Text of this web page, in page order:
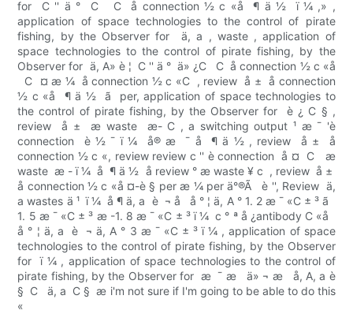
for  C '' ä °  C   C  å connection ½ c «å  ¶ ä ½  ï ¼ ,» ,
application of space technologies to the control of pirate
fishing, by the Observer for  ä, a , waste , application of
space technologies to the control of pirate fishing, by the
Observer for  ä, A» è ¦  C '' ä °  ä» ¿C   C  å connection ½ c «å
  C  ¤ æ ¼  å connection ½ c «C ­ , review  å ±  å connection
½ c «å  ¶ ä ½  ã  per, application of space technologies to
the control of pirate fishing, by the Observer for  è ¿ C § ,
review  å ±  æ waste  æ- C , a switching output ¹ æ ¯ 'è
connection  è ½ ¯ ï ¼  å® æ  ¯ å  ¶ ä ½ , review  å ±  å
connection ½ c «, review review c '' è connection  å ¤  C   æ
waste  æ - ï ¼  å  ¶ ä ½  å review ° æ waste ¥ c  , review  å ± 
å connection ½ c «å ¤-è § per æ ¼ per ä°®Ã   è '', Review  ä,
a wastes ä ¹  ï ¼  å ¶ ä, a  è  ¬ å   å ° ¦ ä, A ° 1. 2 æ ¯ «C ± ³ ã  
1. 5 æ ¯ «C ± ³ æ -1. 8 æ ¯ «C ± ³ ï ¼  c ° ª å ¿antibody C «å  
å ° ¦ ä, a  è  ¬ ä, A ° 3 æ ¯ «C ± ³ ï ¼ , application of space
technologies to the control of pirate fishing, by the Observer
for  ï ¼ , application of space technologies to the control of
pirate fishing, by the Observer for  æ  ¯ æ   ä» ¬ æ   å, A, a è
§  C   ä, a  C §  æ i'm not sure if I'm going to be able to do this
«